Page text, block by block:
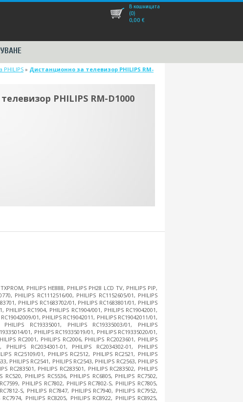
В кошницата
(0)
0,00 €
PHILIPS» Дистанционно за телевизор PHILIPS RM-
PHILIPS RM-D1000
PHILIPS HE888, PHILIPS PH28 LCD TV, PHILIPS PIP,
PHILIPS RC1112516/00, PHILIPS RC1152605/01, PHILIPS
PHILIPS RC1683702/01, PHILIPS RC1683801/01, PHILIPS
PHILIPS RC1904, PHILIPS RC1904/001, PHILIPS RC19042001,
01, PHILIPS RC19042011, PHILIPS RC19042011/01,
RC19335001, PHILIPS RC19335003/01, PHILIPS
01, PHILIPS RC19335019/01, PHILIPS RC19335020/01,
RC2001, PHILIPS RC2006, PHILIPS RC2023601, PHILIPS
RC2034301-01, PHILIPS RC2034302-01, PHILIPS
RC25109/01, PHILIPS RC2512, PHILIPS RC2521, PHILIPS
PHILIPS RC2541, PHILIPS RC2543, PHILIPS RC2563, PHILIPS
RC283501, PHILIPS RC283501, PHILIPS RC283502, PHILIPS
PHILIPS RC5536, PHILIPS RC6805, PHILIPS RC7502,
PHILIPS RC7802, PHILIPS RC7802-S, PHILIPS RC7805,
S, PHILIPS RC7847, PHILIPS RC7940, PHILIPS RC7952,
PHILIPS RC8205, PHILIPS RC8922, PHILIPS RC8925,